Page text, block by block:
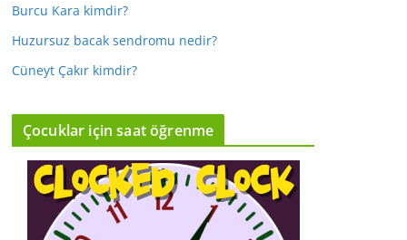
Burcu Kara kimdir?
Huzursuz bacak sendromu nedir?
Cüneyt Çakır kimdir?
Çocuklar için saat öğrenme